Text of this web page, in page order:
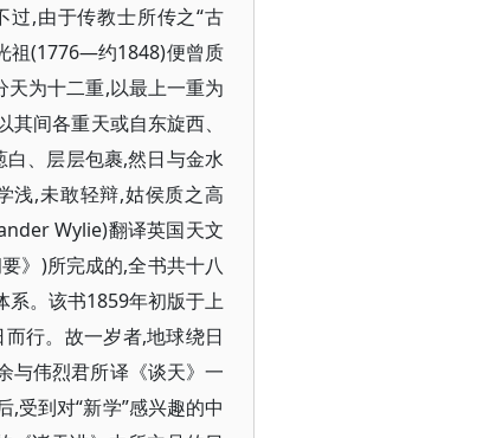
,由于传教士所传之“古
祖(1776—约1848)便曾质
天为十二重,以最上一重为
间各重天或自东旋西、
、层层包裹,然日与金水
浅,未敢轻辩,姑侯质之高
Wylie)翻译英国天文
》)所完成的,全书共十八
系。该书1859年初版于上
行。故一岁者,地球绕日
与伟烈君所译《谈天》一
受到对“新学”感兴趣的中